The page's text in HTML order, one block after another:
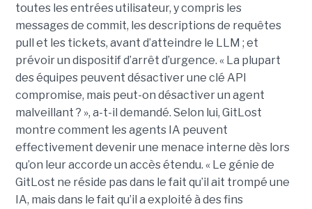
toutes les entrées utilisateur, y compris les
messages de commit, les descriptions de requêtes
pull et les tickets, avant d’atteindre le LLM ; et
prévoir un dispositif d’arrêt d’urgence. « La plupart
des équipes peuvent désactiver une clé API
compromise, mais peut-on désactiver un agent
malveillant ? », a-t-il demandé. Selon lui, GitLost
montre comment les agents IA peuvent
effectivement devenir une menace interne dès lors
qu’on leur accorde un accès étendu. « Le génie de
GitLost ne réside pas dans le fait qu’il ait trompé une
IA, mais dans le fait qu’il a exploité à des fins